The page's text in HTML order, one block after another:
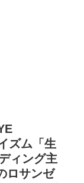
ズム「生
ィング主
ロサンゼ